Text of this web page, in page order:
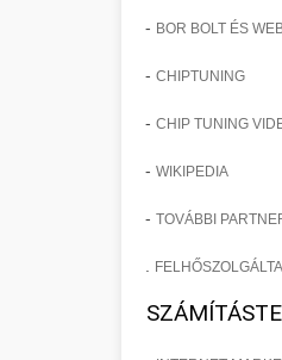
- BOR BOLT ÉS
- CHIPTUNING
- CHIP TUNING
- WIKIPEDIA
- TOVÁBBI